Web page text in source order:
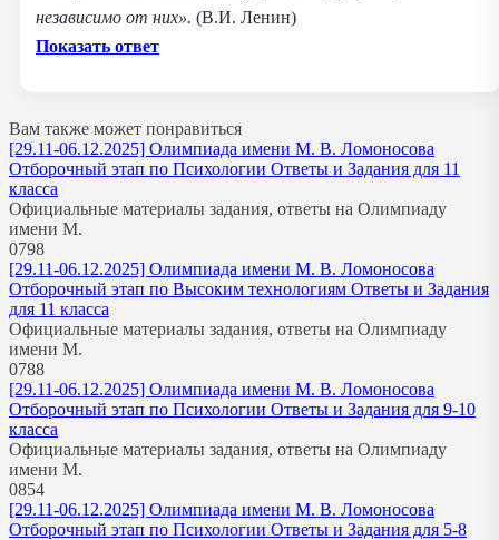
независимо от них». (В.И. Ленин)
Показать ответ
Вам также может понравиться
[29.11-06.12.2025] Олимпиада имени М. В. Ломоносова
Отборочный этап по Психологии Ответы и Задания для 11
класса
Официальные материалы задания, ответы на Олимпиаду
имени М.
0798
[29.11-06.12.2025] Олимпиада имени М. В. Ломоносова
Отборочный этап по Высоким технологиям Ответы и Задания
для 11 класса
Официальные материалы задания, ответы на Олимпиаду
имени М.
0788
[29.11-06.12.2025] Олимпиада имени М. В. Ломоносова
Отборочный этап по Психологии Ответы и Задания для 9-10
класса
Официальные материалы задания, ответы на Олимпиаду
имени М.
0854
[29.11-06.12.2025] Олимпиада имени М. В. Ломоносова
Отборочный этап по Психологии Ответы и Задания для 5-8